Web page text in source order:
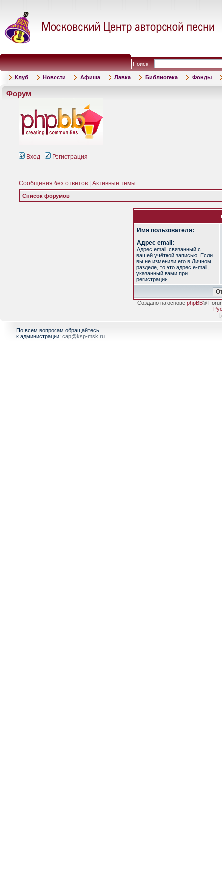
Поиск:
Клуб Новости Афиша Лавка Библиотека Фонды
Форум
Вход Регистрация
Сообщения без ответов Активные темы
Список форумов
Имя пользователя:
Адрес email:
Адрес email, связанный с
вашей учётной записью. Если
вы не изменили его в Личном
разделе, то это адрес e-mail,
указанный вами при
регистрации.
Создано на основе phpBB®
[
По всем вопросам обращайтесь
к администрации: cap@ksp-msk.ru